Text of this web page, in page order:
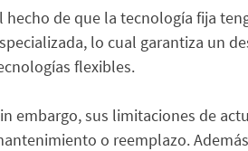
hecho de que la tecnología fija
lo cual garantiza un
flexibles.
embargo, sus limitaciones de
o reemplazo.